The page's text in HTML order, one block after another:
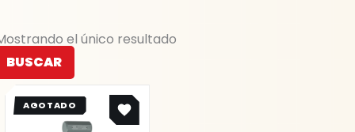
BUSCAR
el único resultado